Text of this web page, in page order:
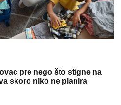
pre nego što stigne na
skoro niko ne planira